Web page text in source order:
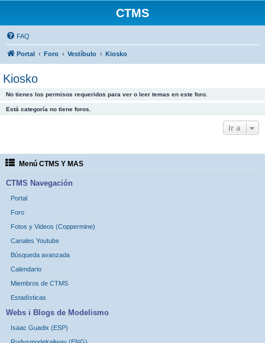
CTMS
FAQ
Portal Foro Vestíbulo Kiosko
Kiosko
No tienes los permisos requeridos para ver o leer temas en este foro.
Está categoría no tiene foros.
Ir a
Menú CTMS Y MAS
CTMS Navegación
Portal
Foro
Fotos y Videos (Coppermine)
Canales Youtube
Búsqueda avanzada
Calendario
Miembros de CTMS
Estadísticas
Webs i Blogs de Modelismo
Isaac Guadix (ESP)